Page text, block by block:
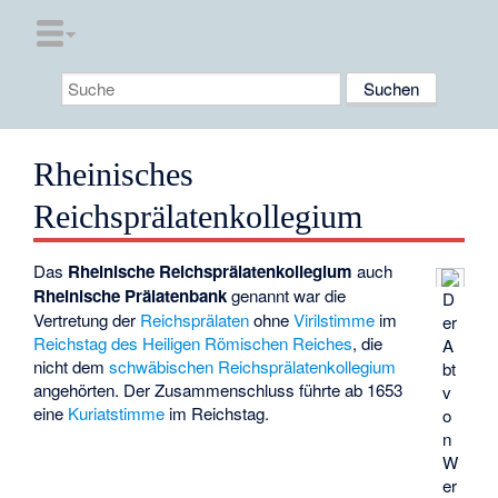
Rheinisches
Reichsprälatenkollegium
D
er
A
bt
v
o
n
W
er
Das Rheinische Reichsprälatenkollegium auch
Rheinische Prälatenbankgenannt war die
Vertretung der ReichsprälatenohneVirilstimme im
Reichstag des Heiligen Römischen Reiches, die
nicht demschwäbischen Reichsprälatenkollegium
angehörten. Der Zusammenschluss führte ab 1653
eine Kuriatstimme im Reichstag.